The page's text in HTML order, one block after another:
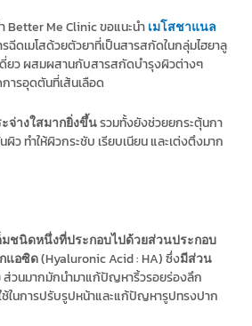
Me Clinic ขอแนะนำ เมโสชาแนล
ฉีดเมโสด้วยตัวยาที่เป็นสารสกัดในกลุ่มไฮยาลู
ยว ผสมผสานกับสารสกัดบำรุงผิวต่างๆ
การอุดตันที่เส้นเลือด
จ่างใสมากยิ่งขึ้นรวมทั้งยังช่วยยกระตุ้นกา
ผิว ทำให้ผิวกระชับ เรียบเนียน และเต่งตึงมาก
มชนิดหนึ่งที่ประกอบไปด้วยส่วนประกอบ
แอซิด(Hyaluronic Acid : HA) ซึ่งมีส่วน
ส่วนมากมักนำมาแก้ปัญหาริ้วรอยร่องลึก
ในการปรับรูปหน้าและแก้ปัญหารูปทรงปาก